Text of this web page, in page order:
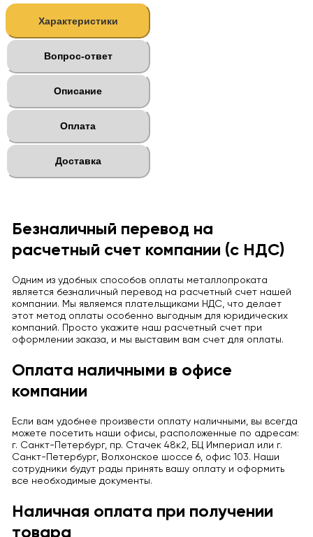
Характеристики
Вопрос-ответ
Описание
Оплата
Доставка
Безналичный перевод на
расчетный счет компании (с НДС)
Одним из удобных способов оплаты металлопроката
является безналичный перевод на расчетный счет нашей
компании. Мы являемся плательщиками НДС, что делает
этот метод оплаты особенно выгодным для юридических
компаний. Просто укажите наш расчетный счет при
оформлении заказа, и мы выставим вам счет для оплаты.
Оплата наличными в офисе
компании
Если вам удобнее произвести оплату наличными, вы всегда
можете посетить наши офисы, расположенные по адресам:
г. Санкт-Петербург, пр. Стачек 48к2, БЦ Империал или г.
Санкт-Петербург, Волхонское шоссе 6, офис 103. Наши
сотрудники будут рады принять вашу оплату и оформить
все необходимые документы.
Наличная оплата при получении
товара